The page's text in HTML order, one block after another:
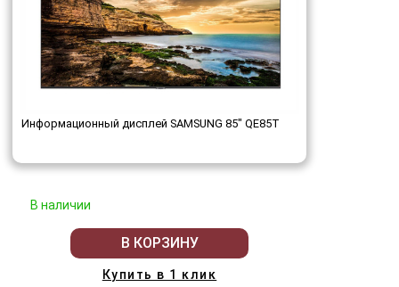
Информационный дисплей SAMSUNG 85" QE85T
В наличии
В КОРЗИНУ
Купить в 1 клик